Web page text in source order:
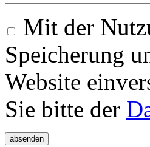
Mit der
Speicherung
Website
Sie bitte der